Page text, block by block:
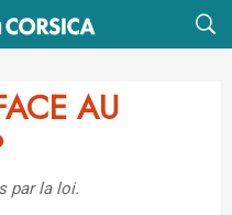
AU
par la loi.